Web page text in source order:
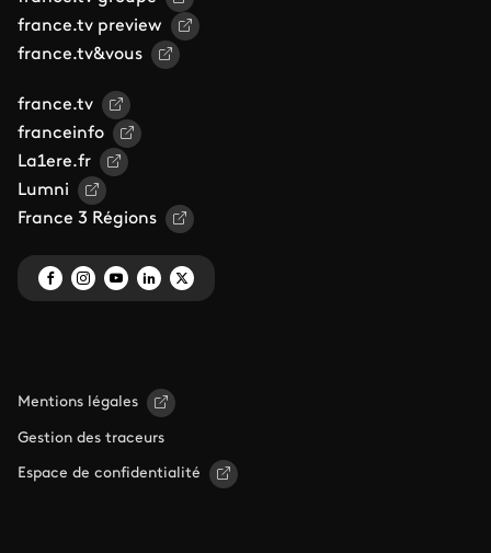
france.tv preview
france.tv&vous
france.tv
franceinfo
La1ere.fr
Lumni
France 3 Régions
Mentions légales
Gestion des traceurs
Espace de confidentialité